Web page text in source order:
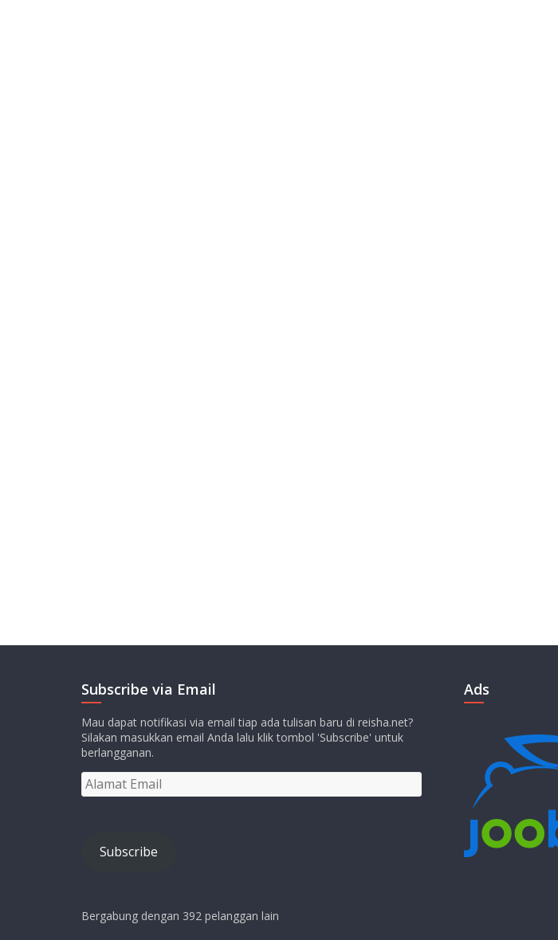
Subscribe via Email
Mau dapat notifikasi via email tiap ada tulisan baru di reisha.net?
Silakan masukkan email Anda lalu klik tombol 'Subscribe' untuk
berlangganan.
Alamat
Email
Subscribe
Bergabung dengan 392 pelanggan lain
Ads